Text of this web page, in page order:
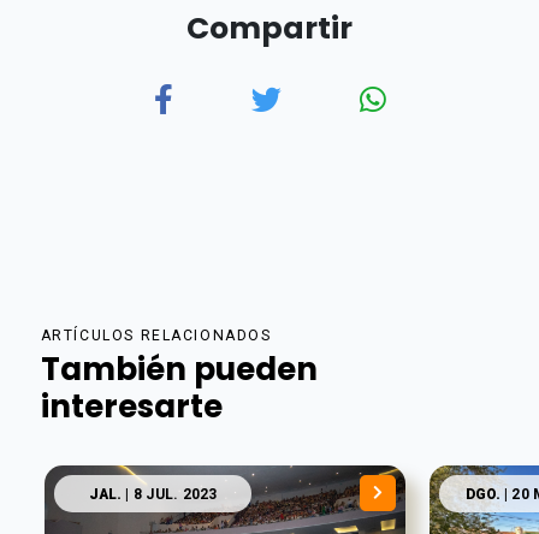
Compartir
ARTÍCULOS RELACIONADOS
También pueden
interesarte
JAL. | 8 JUL. 2023 DGO. | 20